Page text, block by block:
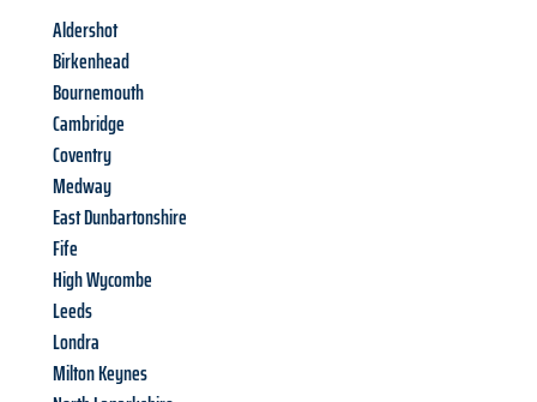
Aldershot
Birkenhead
Bournemouth
Cambridge
Coventry
Medway
East Dunbartonshire
Fife
High Wycombe
Leeds
Londra
Milton Keynes